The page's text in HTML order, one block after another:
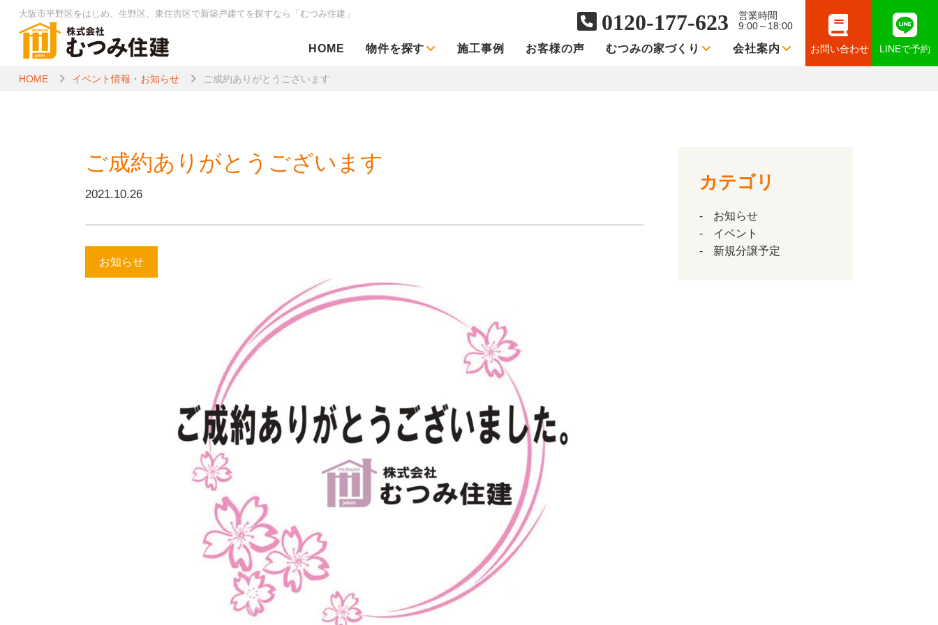
大阪市平野区をはじめ、生野区、東住吉区で新築戸建てを探すなら 「むつみ住建」 0120-177-623
営業時間
9:00～18:00
HOME 物件を探す 施工事例 お客様の声 むつみの家づくり 会社案内 お問い合わせ LINEで予約
HOME イベント情報・お知らせ ご成約ありがとうございます
ご成約ありがとうございます
2021.10.26
お知らせ
カテゴリ
お知らせ
イベント
新規分譲予定